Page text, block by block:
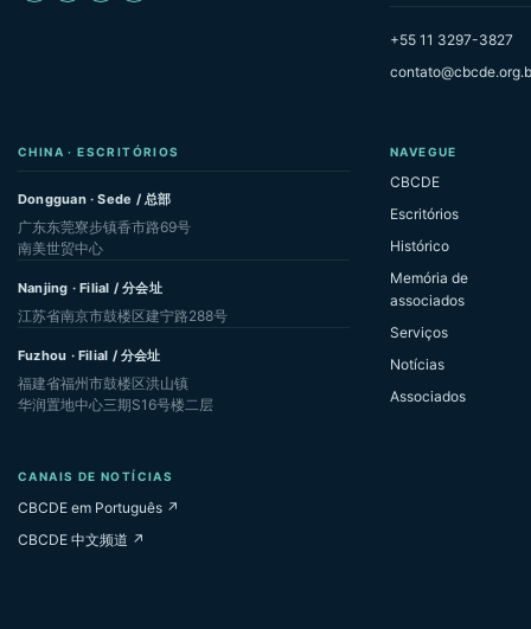
+55 11 3297-3827
CHINA · ESCRITÓRIOS
Dongguan · Sede / 总部
广东东莞寮步镇香市路69号
南美世贸中心
Nanjing · Filial / 分会址
江苏省南京市鼓楼区建宁路288号
Fuzhou · Filial / 分会址
福建省福州市鼓楼区洪山镇
华润置地中心三期S16号楼二层
NAVEGUE
CBCDE
Escritórios
Histórico
Memória de
associados
Serviços
Notícias
Associados
CANAIS DE NOTÍCIAS
CBCDE em Português ↗
CBCDE 中文频道 ↗